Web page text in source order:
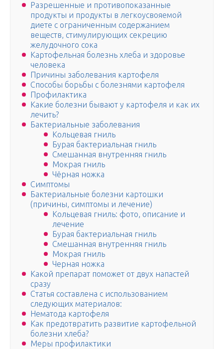
Разрешенные и противопоказанные
продукты и продукты в легкоусвояемой
диете с ограниченным содержанием
веществ, стимулирующих секрецию
желудочного сока
Картофельная болезнь хлеба и здоровье
человека
Причины заболевания картофеля
Способы борьбы с болезнями картофеля
Профилактика
Какие болезни бывают у картофеля и как их
лечить?
Бактериальные заболевания
Кольцевая гниль
Бурая бактериальная гниль
Смешанная внутренняя гниль
Мокрая гниль
Чёрная ножка
Симптомы
Бактериальные болезни картошки
(причины, симптомы и лечение)
Кольцевая гниль: фото, описание и
лечение
Бурая бактериальная гниль
Смешанная внутренняя гниль
Мокрая гниль
Черная ножка
Какой препарат поможет от двух напастей
сразу
Статья составлена с использованием
следующих материалов:
Нематода картофеля
Как предотвратить развитие картофельной
болезни хлеба?
Меры профилактики